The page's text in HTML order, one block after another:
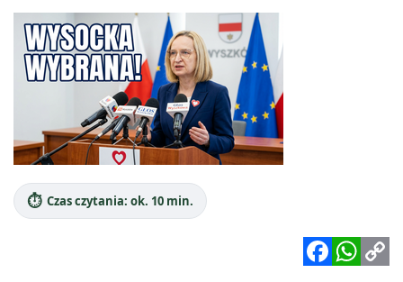
⏱️ Czas czytania: ok. 10 min.